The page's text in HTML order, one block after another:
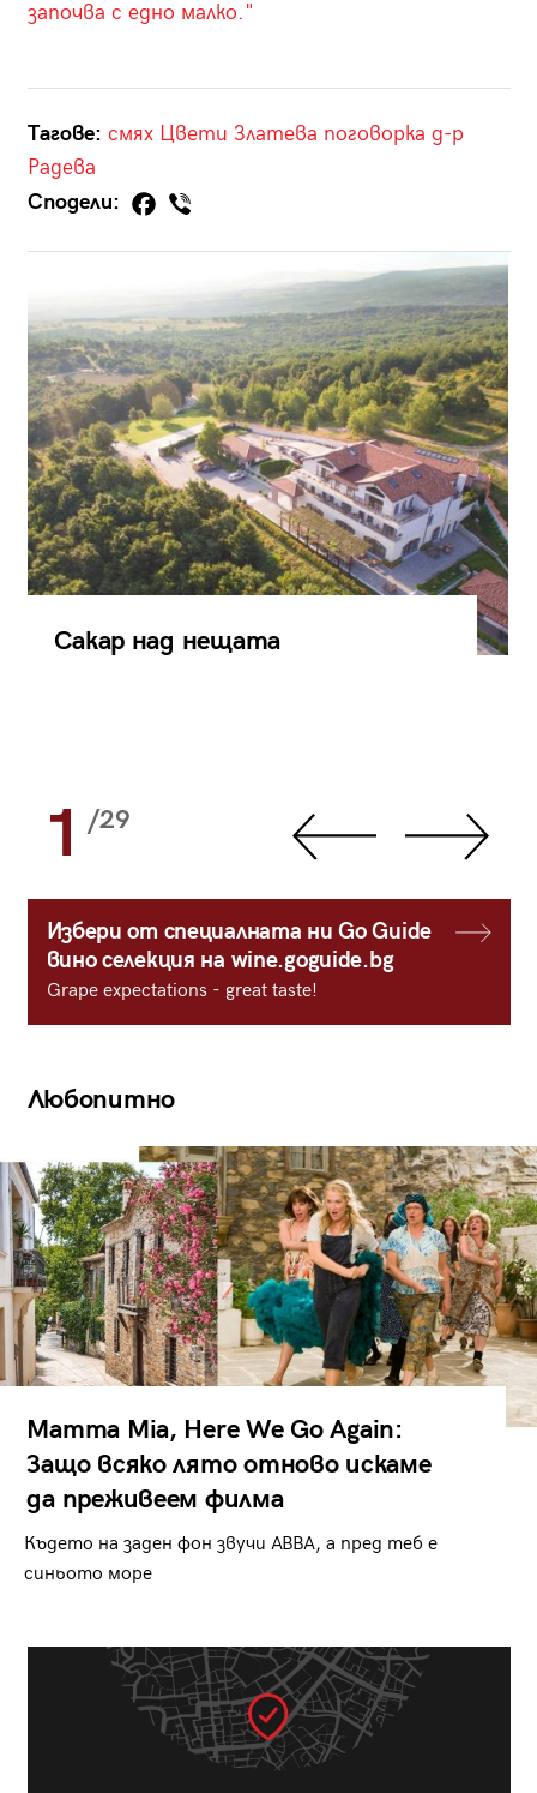
започва с едно малко."
Тагове: смях Цвети Златева поговорка д-р
Радева
Сподели:
Сакар над нещата
1 /29
Избери от специалната ни Go Guide
вино селекция на wine.goguide.bg
Grape expectations - great taste!
Любопитно
Mamma Mia, Here We Go Again:
Защо всяко лято отново искаме
да преживеем филма
Където на заден фон звучи ABBA, а пред теб е
синьото море